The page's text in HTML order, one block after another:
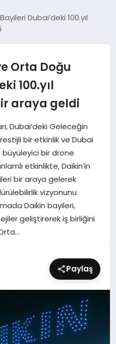
Dubai’deki 100.yıl
Orta Doğu
100.yıl
araya geldi
Dubai’deki Geleceğin
bir etkinlik ve Dubai
bir drone
etkinlikte, Daikin’in
bir araya gelerek
vizyonunu
Daikin bayileri,
geliştirerek iş birliğini
Paylaş